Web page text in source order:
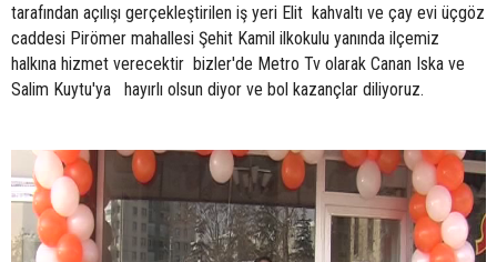
tarafından açılışı gerçekleştirilen iş yeri Elit kahvaltı ve çay evi üçgöz
caddesi Pirömer mahallesi Şehit Kamil ilkokulu yanında ilçemiz
halkına hizmet verecektir bizler'de Metro Tv olarak Canan Iska ve
Salim Kuytu'ya hayırlı olsun diyor ve bol kazançlar diliyoruz.